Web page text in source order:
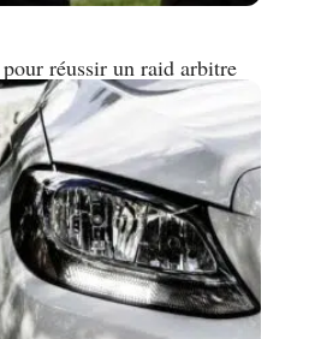
réussir un raid arbitre